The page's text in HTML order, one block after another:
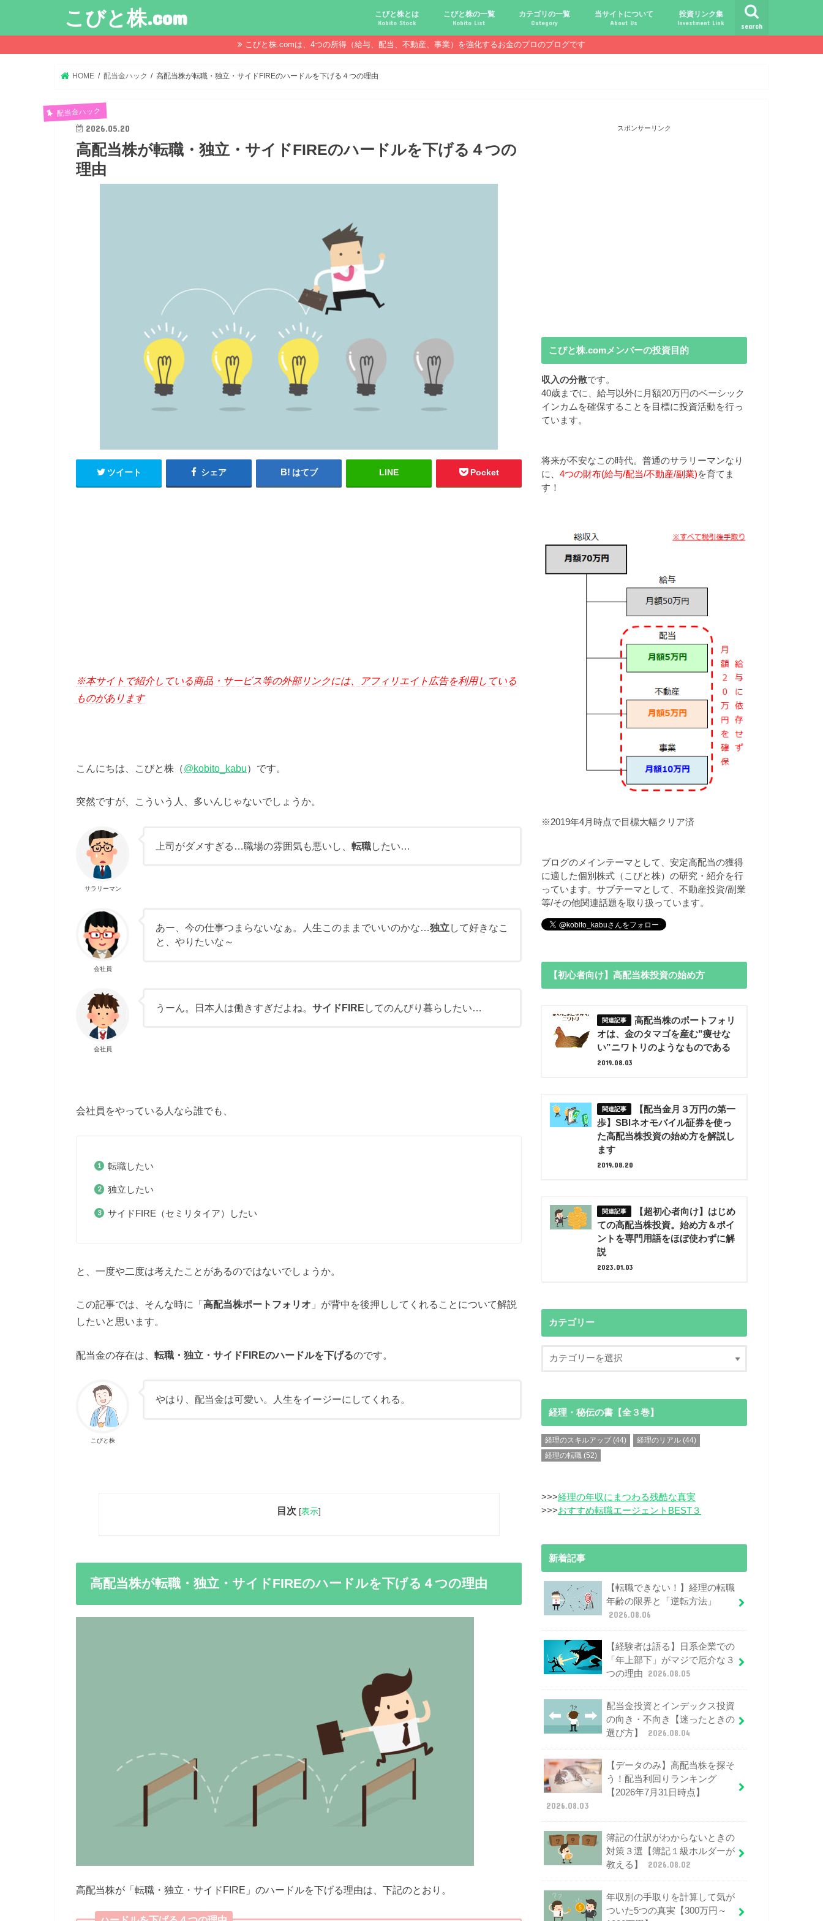
こびと株.com search
こびと株とは
Kobito Stock
こびと株投資を始める前に マジメなだけじゃ報われない時代？
配当金が守る、今-老後-子供達！
配当金があればこんなに遊べる！
債券・投信・中古１Rとの違い
口座開設！こびと探しの旅へ！
必ず知っておきたい専門用語集
こびと株の10条件
こびと株のメリット,デメリット
こびと株の投資10原則
こびと株投資のモデル紹介
こびと株の一覧
Kobito List
こびとNo.2169 CDS
こびとNo.4762 エックスネット
こびとNo.7751 キヤノン
こびとNo.7820 ニホンフラッシュ
こびとNo.7921 宝印刷
こびとNo.9986 蔵王産業
カテゴリの一覧
Category
こびと株.comライフ
給与ハック
副業ハック
配当金ハック
年金ハック
倹約ハック
当サイトについて
About Us
投資リンク集
Investment Link
こびと株.comは、4つの所得（給与、配当、不動産、事業）を強化するお金のプロのブログです
HOME 配当金ハック 高配当株が転職・独立・サイドFIREのハードルを下げる４つの理由
配当金ハック
2026.05.20
高配当株が転職・独立・サイドFIREのハードルを下げる４つの
理由
ツイート シェア はてブ LINE Pocket
※本サイトで紹介している商品・サービス等の外部リンクには、アフィリエイト広告を利用している
ものがあります
こんにちは、こびと株（@kobito_kabu）です。
突然ですが、こういう人、多いんじゃないでしょうか。
サラリーマン
上司がダメすぎる…職場の雰囲気も悪いし、転職したい…
会社員
あー、今の仕事つまらないなぁ。人生このままでいいのかな…独立 して好きなこ
と、やりたいな～
会社員
うーん。日本人は働きすぎだよね。サイドFIRE してのんびり暮らしたい…
会社員をやっている人なら誰でも、
転職したい
独立したい
サイドFIRE（セミリタイア）したい
と、一度や二度は考えたことがあるのではないでしょうか。
この記事では、そんな時に「 高配当株ポートフォリオ 」が背中を後押ししてくれることについて解説
したいと思います。
配当金の存在は、 転職・独立・サイドFIREのハードルを下げるのです。
こびと株
やはり、配当金は可愛い。人生をイージーにしてくれる。
目次 [表示]
高配当株が転職・独立・サイドFIREのハードルを下げる４つの理由
高配当株が「転職・独立・サイドFIRE」のハードルを下げる理由は、下記のとおり。
スポンサーリンク
こびと株.comメンバーの投資目的
収入の分散です。
40歳までに、給与以外に月額20万円のベーシック
インカムを確保することを目標に投資活動を行っ
ています。
将来が不安なこの時代。普通のサラリーマンなり
に、 4つの財布(給与/配当/不動産/副業)を育てま
す！
※2019年4月時点で目標大幅クリア済
ブログのメインテーマとして、安定高配当の獲得
に適した個別株式（こびと株）の研究・紹介を行
っています。サブテーマとして、不動産投資/副業
等/その他関連話題を取り扱っています。
【初心者向け】高配当株投資の始め方
高配当株のポートフォリ
オは、金のタマゴを産む”痩せな
い”ニワトリのようなものである
2019.08.03
【配当金月３万円の第一
歩】SBIネオモバイル証券を使っ
た高配当株投資の始め方を解説し
ます
2019.08.20
【超初心者向け】はじめ
ての高配当株投資。始め方＆ポイ
ントを専門用語をほぼ使わずに解
説
2023.01.03
カテゴリー
経理・秘伝の書【全３巻】
経理のスキルアップ (44) 経理のリアル (44)
経理の転職 (52)
>>>経理の年収にまつわる残酷な真実
>>>おすすめ転職エージェントBEST３
新着記事
【転職できない！】経理の転職
年齢の限界と「逆転方法」
2026.08.06
【経験者は語る】日系企業での
「年上部下」がマジで厄介な３
つの理由
2026.08.05
配当金投資とインデックス投資
の向き・不向き【迷ったときの
選び方】
2026.08.04
【データのみ】高配当株を探そ
う！配当利回りランキング
【2026年7月31日時点】
2026.08.03
簿記の仕訳がわからないときの
対策３選【簿記１級ホルダーが
教える】
2026.08.02
年収別の手取りを計算して気が
ついた5つの真実【300万円～